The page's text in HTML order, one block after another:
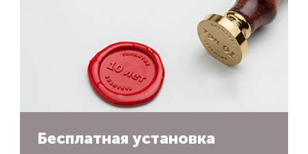
Бесплатная установка